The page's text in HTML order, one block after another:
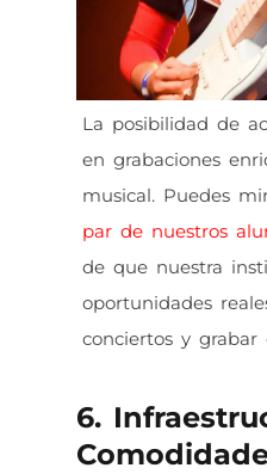
La posibilidad de
en grabaciones
musical. Puedes
par de nuestros
de que nuestra
oportunidades
conciertos y grabar
6.